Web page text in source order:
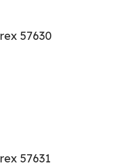
57630
57631